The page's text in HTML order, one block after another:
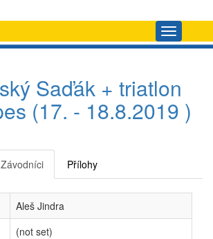
Navigace
Saďák + triatlon
(17. - 18.8.2019 )
Závodníci Přílohy
Aleš Jindra
(not set)